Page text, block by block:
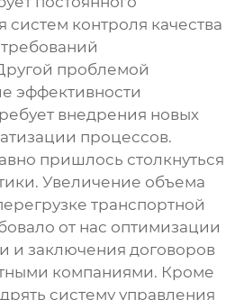
контроля качества
проблемой
эффективности
внедрения новых
процессов.
пришлось столкнуться
Увеличение объема
транспортной
от нас оптимизации
и заключения договоров
компаниями. Кроме
систему управления